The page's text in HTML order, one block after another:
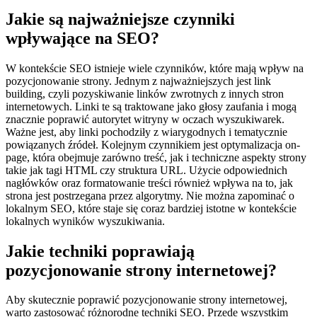
Jakie są najważniejsze czynniki
wpływające na SEO?
W kontekście SEO istnieje wiele czynników, które mają wpływ na
pozycjonowanie strony. Jednym z najważniejszych jest link
building, czyli pozyskiwanie linków zwrotnych z innych stron
internetowych. Linki te są traktowane jako głosy zaufania i mogą
znacznie poprawić autorytet witryny w oczach wyszukiwarek.
Ważne jest, aby linki pochodziły z wiarygodnych i tematycznie
powiązanych źródeł. Kolejnym czynnikiem jest optymalizacja on-
page, która obejmuje zarówno treść, jak i techniczne aspekty strony
takie jak tagi HTML czy struktura URL. Użycie odpowiednich
nagłówków oraz formatowanie treści również wpływa na to, jak
strona jest postrzegana przez algorytmy. Nie można zapominać o
lokalnym SEO, które staje się coraz bardziej istotne w kontekście
lokalnych wyników wyszukiwania.
Jakie techniki poprawiają
pozycjonowanie strony internetowej?
Aby skutecznie poprawić pozycjonowanie strony internetowej,
warto zastosować różnorodne techniki SEO. Przede wszystkim